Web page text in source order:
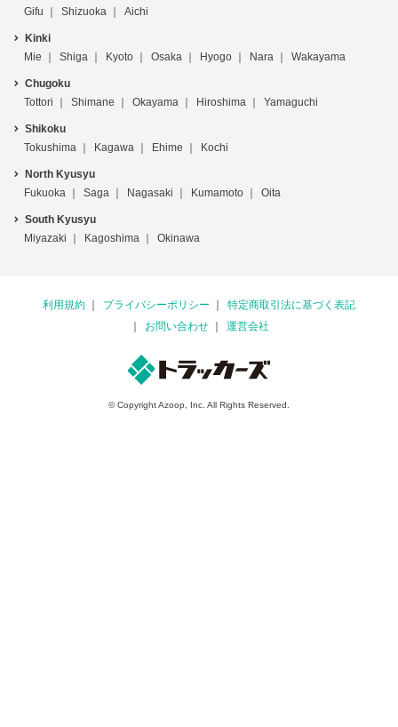
Gifu
Shizuoka Aichi
Kinki
Mie
Shiga Kyoto Osaka Hyogo Nara Wakayama
Chugoku
Tottori
Shimane Okayama Hiroshima Yamaguchi
Shikoku
Tokushima
Kagawa Ehime Kochi
North Kyusyu
Fukuoka
Saga Nagasaki Kumamoto Oita
South Kyusyu
Miyazaki
Kagoshima Okinawa
利用規約 プライバシーポリシー
特定商取引法に基づく表記
お問い合わせ
運営会社
© Copyright Azoop, Inc. All Rights Reserved.